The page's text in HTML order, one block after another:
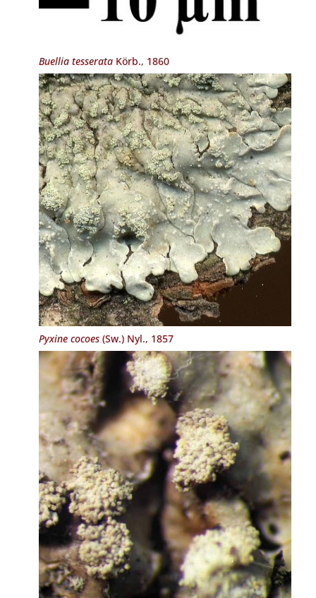
Buellia tesserataKörb., 1860
Pyxine cocoes(Sw.) Nyl., 1857